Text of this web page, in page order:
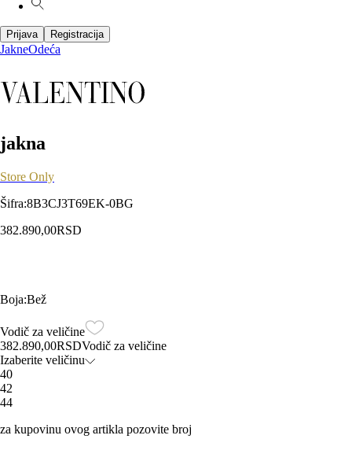
Prijava Registracija
JakneOdeća
jakna
Store Only
Šifra:8B3CJ3T69EK-0BG
382.890,00RSD
Boja:Bež
Vodič za veličine
382.890,00RSDVodič za veličine
Izaberite veličinu
40
42
44
za kupovinu ovog artikla pozovite broj